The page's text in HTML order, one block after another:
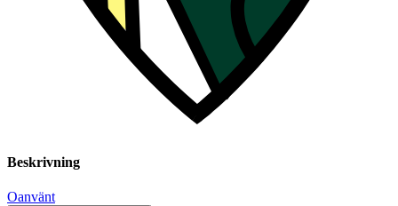
Beskrivning
Oanvänt